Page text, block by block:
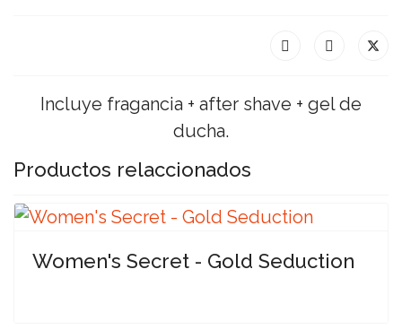
Incluye fragancia + after shave + gel de
ducha.
Productos relaccionados
Women's Secret - Gold Seduction